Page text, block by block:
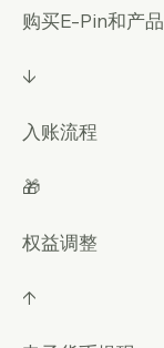
购买E-Pin和产品
↓
入账流程
🎁
权益调整
↑